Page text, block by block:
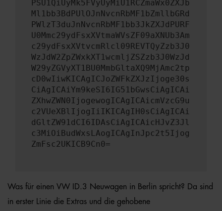
PSU1QiUyMk5FVyUyMiU1RCZmaWx0ZXJb
Ml1bb3BdPUlOJnNvcnRbMF1bZmllbGRd
PWlzT3duJnNvcnRbMF1bb3JkZXJdPURF
U0Mmc29ydFsxXVtmaWVsZF09aXNUb3Am
c29ydFsxXVtvcmRlcl09REVTQyZzb3J0
WzJdW2ZpZWxkXT1wcmljZSZzb3J0WzJd
W29yZGVyXT1BU0MmbGltaXQ9MjAmc2tp
cD0wIiwKICAgICJoZWFkZXJzIjoge30s
CiAgICAiYm9keSI6IG51bGwsCiAgICAi
ZXhwZWN0IjogewogICAgICAicmVzcG9u
c2VUeXBlIjogIiIKICAgIH0sCiAgICAi
dGltZW91dCI6IDAsCiAgICAicHJvZ3Jl
c3MiOiBudWxsLAogICAgInJpc2t5Ijog
ZmFsc2UKICB9Cn0=
Was für einen VW ID.3 Neuwagen in Berlin spricht? Da sind
in erster Linie die Extras und die gehobene